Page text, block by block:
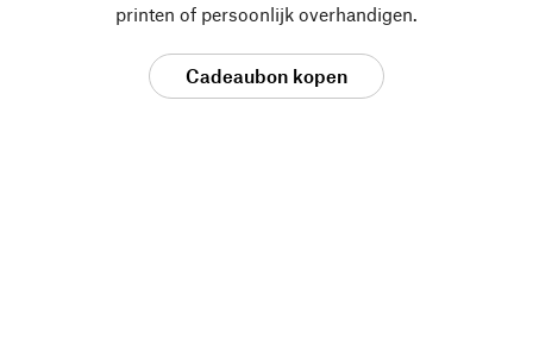
printen of persoonlijk overhandigen.
Cadeaubon kopen